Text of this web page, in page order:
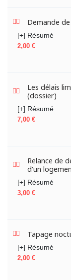
Demande
[+] Résumé
Prix
2,00 €
Les délais
(dossier)
[+] Résumé
Prix
7,00 €
Relance de
d'un
[+] Résumé
Prix
3,00 €
Tapage
[+] Résumé
Prix
2,00 €